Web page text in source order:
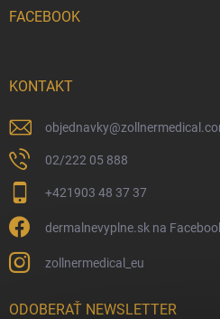
FACEBOOK
KONTAKT
objednavky@
02/222 05 888
+421903 48 37 37
dermalnevyplne.sk na
zollnermedical_eu
ODOBERAŤ NEWSLETTER